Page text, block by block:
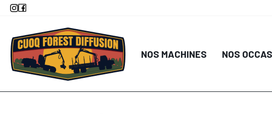
Aller
principal
NOS MACHINES NOS